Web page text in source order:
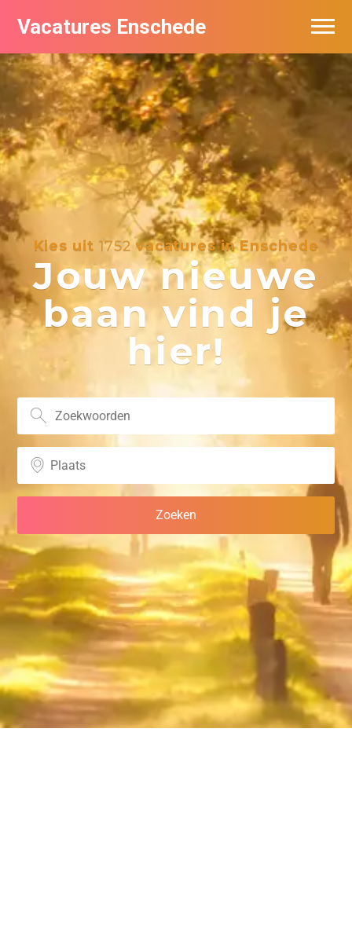
Vacatures Enschede
Kies uit 1752vacatures in Enschede
Jouw nieuwe
baan vind je
hier!
Vacatures per bedrijf
De populairste vacatures in Enschede
Nieuwsbrief feed